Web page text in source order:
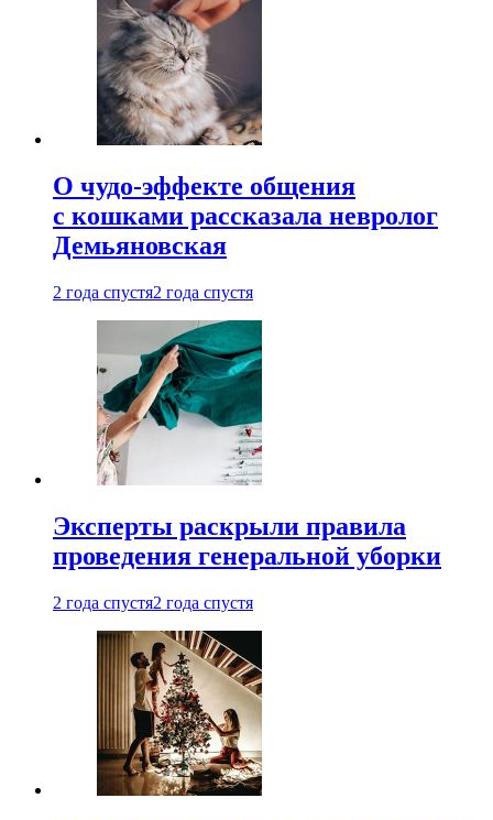
О чудо-эффекте общения
с кошками рассказала невролог
Демьяновская
2 года спустя2 года спустя
Эксперты раскрыли правила
проведения генеральной уборки
2 года спустя2 года спустя